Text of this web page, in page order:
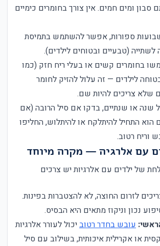
סבון ומים חמים. אין צורך בחומרים כימיים
ספורות, אפשר להשתמש בתמיסת
(טבעיים ובטוחים לילדים).
בחומרים קשים או בעלי ריח חזק (כמו
לילדים — זה עלול להזיק לחומר
שלא צריכים להיות שם.
שנה או שנתיים, בדקו אם סיל הרובה (אם
הוא התחיל להיתלקח או להיתלוש, החליפו
וריח רטוב.
עם אלרגיה — מקרה מיוחד
של ילדים עם אלרגיות יש צרכים
לזרום החוצה, לא להצטברות בפינות.
נכון וניקוז מתאים היא הבסיס.
עובש בחדר רטוביכול לעורר אלרגיות
או אקרילית איכותית, בשילוב עם סיל